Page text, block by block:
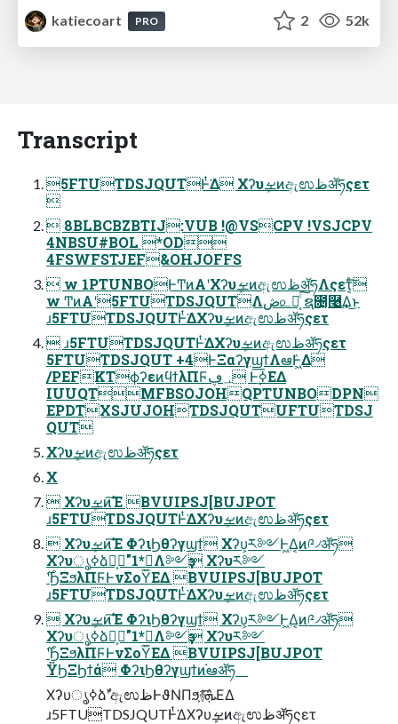
katiecoart
PRO 2 52k
Transcript
5FTUTDSJQUTͰͭ͘Δ Χʔυܾࡁͷඇಉظॲཧςετ

 8BLBCBZBTIJ:VUB !@VSCPV !VSJCPV
4NBSU#BOL *OD
4FSWFSTJEF&OHJOFFS
 w 1PTUNBOͰͲͷΑ͏ʹΧʔυܾࡁͷඇಉظॲཧΛςετ͔ͨ͠
w ͲͷΑ͏ʹ5FTUTDSJQUTΛڞ௨Խ͔ͨ͠ ຊ೔͓࿩͢Δ͜ͱ
ɹ5FTUTDSJQUTͰͭ͘ΔΧʔυܾࡁͷඇಉظॲཧςετ
 ɹ5FTUTDSJQUTͰͭ͘ΔΧʔυܾࡁͷඇಉظॲཧςετ
5FTUTDSJQUT +4ͰΞαʔγϣϯΛఆٛͰ͖Δ
/PEFKTϕʔεͷϥϯλΠϜ؀ڥ Ͱ࣮ߦ͞ΕΔ
IUUQTMFBSOJOHQPTUNBODPN
EPDTXSJUJOHTDSJQUTUFTUTDSJ
QUT
Χʔυܾࡁͷඇಉظॲཧςετ
X
 Χʔυܾࡁͷ͘͠Έ BVUIPSJ[BUJPOT
ɹ5FTUTDSJQUTͰͭ͘ΔΧʔυܾࡁͷඇಉظॲཧςετ
 Χʔυܾࡁͷ͘͠Έ ΦʔιϦθʔγϣϯ Χʔυ͕ར༻Ͱ͖Δ͔ͷ༩৴ॲཧ
Χʔυൃߦձ͕ࣾ"1*Λ༻ҙ Χʔυར༻
ɹ5FTUTDSJQUTͰͭ͘ΔΧʔυܾࡁͷඇಉظॲཧςετ
 Χʔυܾࡁͷ͘͠Έ ΦʔιϦθʔγϣϯ Χʔυ͕ར༻Ͱ͖Δ͔ͷ༩৴ॲཧ
Χʔυൃߦձ͕ࣾ"1*Λ༻ҙ Χʔυར༻
ΫϦΞϦϯά ΦʔιϦθʔγϣϯͷ֬ఆॲཧ
ΧʔυൃߦձࣾʹඇಉظͰϑΝΠϧ͕࿈ܞ͞ΕΔ
ɹ5FTUTDSJQUTͰͭ͘ΔΧʔυܾࡁͷඇಉظॲཧςετ